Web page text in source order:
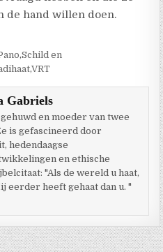
de hand willen doen.
,Schild en
,VRT
Gabriels
en moeder van twee
is gefascineerd door
hedendaagse
en ethische
"Als de wereld u haat,
eerder heeft gehaat dan u. "